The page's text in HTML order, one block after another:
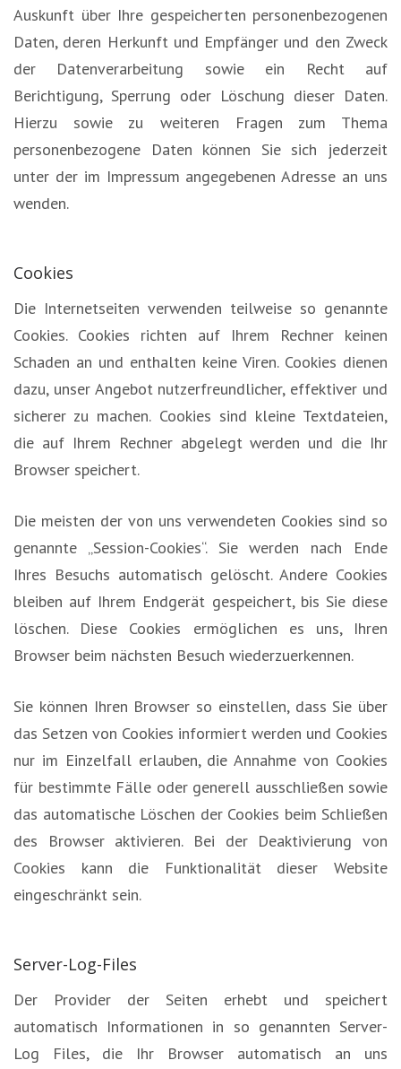
Auskunft über Ihre gespeicherten personenbezogenen
Daten, deren Herkunft und Empfänger und den Zweck
der Datenverarbeitung sowie ein Recht auf
Berichtigung, Sperrung oder Löschung dieser Daten.
Hierzu sowie zu weiteren Fragen zum Thema
personenbezogene Daten können Sie sich jederzeit
unter der im Impressum angegebenen Adresse an uns
wenden.
Cookies
Die Internetseiten verwenden teilweise so genannte
Cookies. Cookies richten auf Ihrem Rechner keinen
Schaden an und enthalten keine Viren. Cookies dienen
dazu, unser Angebot nutzerfreundlicher, effektiver und
sicherer zu machen. Cookies sind kleine Textdateien,
die auf Ihrem Rechner abgelegt werden und die Ihr
Browser speichert.
Die meisten der von uns verwendeten Cookies sind so
genannte „Session-Cookies“. Sie werden nach Ende
Ihres Besuchs automatisch gelöscht. Andere Cookies
bleiben auf Ihrem Endgerät gespeichert, bis Sie diese
löschen. Diese Cookies ermöglichen es uns, Ihren
Browser beim nächsten Besuch wiederzuerkennen.
Sie können Ihren Browser so einstellen, dass Sie über
das Setzen von Cookies informiert werden und Cookies
nur im Einzelfall erlauben, die Annahme von Cookies
für bestimmte Fälle oder generell ausschließen sowie
das automatische Löschen der Cookies beim Schließen
des Browser aktivieren. Bei der Deaktivierung von
Cookies kann die Funktionalität dieser Website
eingeschränkt sein.
Server-Log-Files
Der Provider der Seiten erhebt und speichert
automatisch Informationen in so genannten Server-
Log Files, die Ihr Browser automatisch an uns